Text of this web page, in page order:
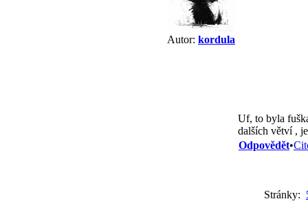
Autor: kordula
Uf, to byla
dalších větví ,
Odpovědět•
Stránky: